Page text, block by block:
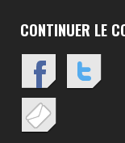
CONTINUER LE